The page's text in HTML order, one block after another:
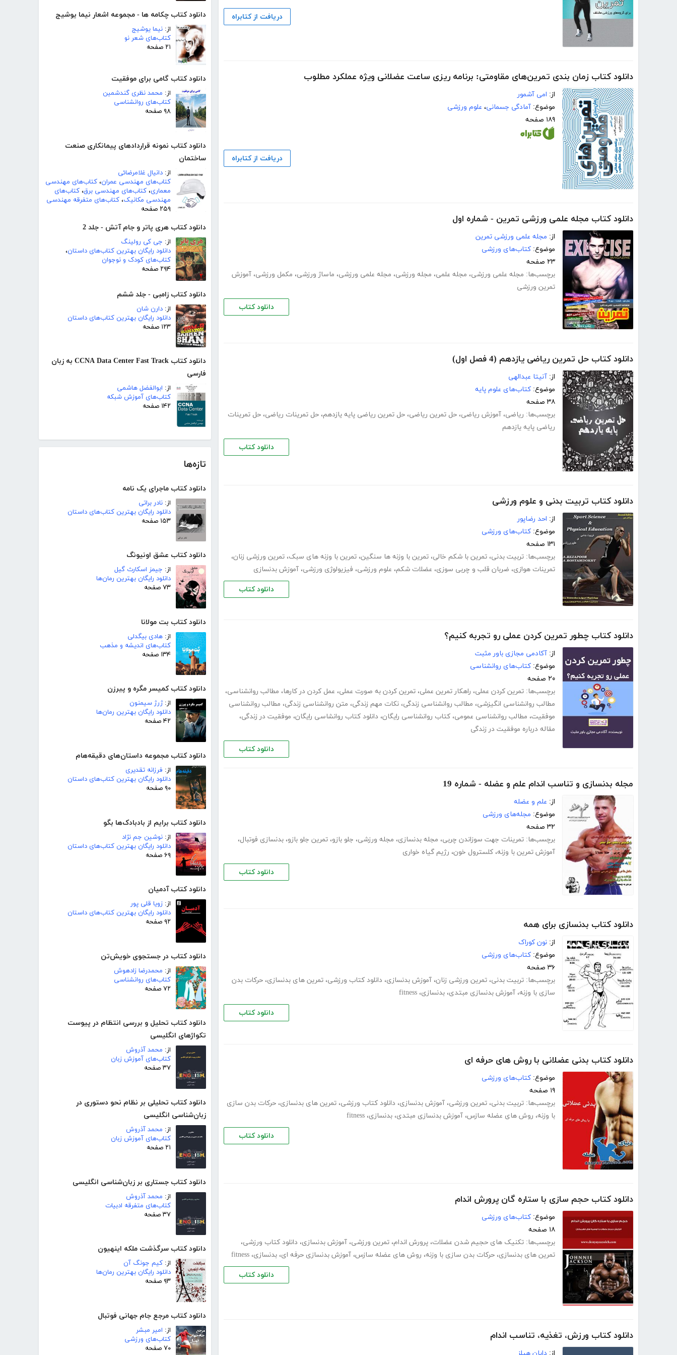
دانلود کتاب چکامه ها - مجموعه اشعار نیما یوشیج
از: نیما یوشیج
کتاب‌های شعر نو
۲۱ صفحه
دانلود کتاب گامی برای موفقیت
از: محمد نظری گندشمین
کتاب‌های روانشناسی
۹۸ صفحه
دانلود کتاب نمونه قراردادهای پیمانکاری صنعت
ساختمان
از: دانیال غلامرضائی
کتاب‌های مهندسی عمران، کتاب‌های مهندسی
معماری، کتاب‌های مهندسی برق، کتاب‌های
مهندسی مکانیک، کتاب‌های متفرقه مهندسی
۲۵۹ صفحه
دانلود کتاب هری پاتر و جام آتش - جلد 2
از: جی کی رولینگ
دانلود رایگان بهترین کتاب‌های داستان،
کتاب‌های کودک و نوجوان
۲۹۴ صفحه
دانلود کتاب زامبی - جلد ششم
از: دارن شان
دانلود رایگان بهترین کتاب‌های داستان
۱۲۳ صفحه
دانلود کتاب CCNA Data Center Fast Track به زبان
فارسی
از: ابوالفضل هاشمی
کتاب‌های آموزش شبکه
۱۴۲ صفحه
تازه‌ها
دانلود کتاب ماجرای یک نامه
از: نادر براتی
دانلود رایگان بهترین کتاب‌های داستان
۱۵۳ صفحه
دانلود کتاب عشق اونیونگ
از: جیمز اسکارث گیل
دانلود رایگان بهترین رمان‌ها
۷۳ صفحه
دانلود کتاب بت مولانا
از: هادی بیگدلی
کتاب‌های اندیشه و مذهب
۱۳۴ صفحه
دانلود کتاب کمیسر مگره و پیرزن
از:ژرژ سیمنون
دانلود رایگان بهترین رمان‌ها
۴۲ صفحه
دانلود کتاب مجموعه داستان‌های دقیقه‌هام
از: فرزانه تقدیری
دانلود رایگان بهترین کتاب‌های داستان
۹۰ صفحه
دانلود کتاب برایم از بادبادک‌ها بگو
از: نوشین جم نژاد
دانلود رایگان بهترین کتاب‌های داستان
۶۹ صفحه
دانلود کتاب آدمیان
از: زویا قلی پور
دانلود رایگان بهترین کتاب‌های داستان
۹۲ صفحه
دانلود کتاب در جستجوی خویش‌تن
از: محمدرضا زادهوش
کتاب‌های روانشناسی
۷۲ صفحه
دانلود کتاب تحلیل و بررسی انتظام در پیوست
تکواژهای انگلیسی
از: محمد آذروش
کتاب‌های آموزش زبان
۳۷ صفحه
دانلود کتاب تحلیلی بر نظام نحو دستوری در
زبان‌شناسی انگلیسی
از: محمد آذروش
کتاب‌های آموزش زبان
۲۱ صفحه
دانلود کتاب جستاری بر زبان‌شناسی انگلیسی
از: محمد آذروش
کتاب‌های متفرقه ادبیات
۳۷ صفحه
دانلود کتاب سرگذشت ملکه اینهیون
از: کیم جونگ آن
دانلود رایگان بهترین رمان‌ها
۹۳ صفحه
دانلود کتاب مرجع جام جهانی فوتبال
از: امیر مبشر
کتاب‌های ورزشی
۷۰ صفحه
دریافت از کتابراه
دانلود کتاب زمان بندی تمرین‌های مقاومتی: برنامه ریزی ساعت عضلانی ویژه عملکرد مطلوب
از: امی آشمور
موضوع: آمادگی جسمانی، علوم ورزشی
۱۸۹ صفحه
دریافت از کتابراه
دانلود کتاب مجله علمی ورزشی تمرین - شماره اول
از: مجله علمی ورزشی تمرین
موضوع: کتاب‌های ورزشی
۲۳ صفحه
برچسب‌ها: مجله علمی ورزشی، مجله علمی، مجله ورزشی، مجله علمی ورزشی، ماساژ ورزشی، مکمل ورزشی، آموزش
تمرین ورزشی
دانلود کتاب
دانلود کتاب حل تمرین ریاضی یازدهم (4 فصل اول)
از: آنیتا عبدالهی
موضوع: کتاب‌های علوم پایه
۳۸ صفحه
برچسب‌ها: ریاضی، آموزش ریاضی، حل تمرین ریاضی، حل تمرین ریاضی پایه یازدهم، حل تمرینات ریاضی، حل تمرینات
ریاضی پایه یازدهم
دانلود کتاب
دانلود کتاب تربیت بدنی و علوم ورزشی
از: احد رضاپور
موضوع: کتاب‌های ورزشی
۱۳۱ صفحه
برچسب‌ها: تربیت بدنی، تمرین با شکم خالی، تمرین با وزنه ها سنگین، تمرین با وزنه های سبک، تمرین ورزشی زنان،
تمرینات هوازی، ضربان قلب و چربی سوزی، عضلات شکم، علوم ورزشی، فیزیولوژی ورزشی، آموزش بدنسازی
دانلود کتاب
دانلود کتاب چطور تمرین کردن عملی رو تجربه کنیم؟
از: آکادمی مجازی باور مثبت
موضوع: کتاب‌های روانشناسی
۲۰ صفحه
برچسب‌ها: تمرین کردن عملی، راهکار تمرین عملی، تمرین کردن به صورت عملی، عمل کردن در کارها، مطالب روانشناسی،
مطالب روانشناسی انگیزشی، مطالب روانشناسی زندگی، نکات مهم زندگی، متن روانشناسی زندگی، مطالب روانشناسی
موفقیت، مطالب روانشناسی عمومی، کتاب روانشناسی رایگان، دانلود کتاب روانشاسی رایگان، موفقیت در زندگی،
مقاله درباره موفقیت در زندگی
دانلود کتاب
مجله بدنسازی و تناسب اندام علم و عضله - شماره 19
از: علم و عضله
موضوع: مجله‌های ورزشی
۳۲ صفحه
برچسب‌ها: تمرینات جهت سوزاندن چربی، مجله بدنسازی، مجله ورزشی، جلو بازو، تمرین جلو بازو، بدنسازی فوتبال،
آموزش تمرین با وزنه، کلسترول خون، رژیم گیاه خواری
دانلود کتاب
دانلود کتاب بدنسازی برای همه
از: نون کوراک
موضوع: کتاب‌های ورزشی
۳۶ صفحه
برچسب‌ها: تربیت بدنی، تمرین ورزشی زنان، آموزش بدنسازی، دانلود کتاب ورزشی، تمرین های بدنسازی، حرکات بدن
سازی با وزنه، آموزش بدنسازی مبتدی، بدنسازی، fitness
دانلود کتاب
دانلود کتاب بدنی عضلانی با روش های حرفه ای
موضوع: کتاب‌های ورزشی
۱۹ صفحه
برچسب‌ها: تربیت بدنی، تمرین ورزشی، آموزش بدنسازی، دانلود کتاب ورزشی، تمرین های بدنسازی، حرکات بدن سازی
با وزنه، روش های عضله سازس، آموزش بدنسازی مبتدی، بدنسازی، fitness
دانلود کتاب
دانلود کتاب حجم سازی با ستاره گان پرورش اندام
موضوع: کتاب‌های ورزشی
۱۸ صفحه
برچسب‌ها: تکنیک های حجیم شدن عضلات، پرورش اندام، تمرین ورزشی، آموزش بدنسازی، دانلود کتاب ورزشی،
تمرین های بدنسازی، حرکات بدن سازی با وزنه، روش های عضله سازس، آموزش بدنسازی حرفه ای، بدنسازی، fitness
دانلود کتاب
دانلود کتاب ورزش، تغذیه، تناسب اندام
از: دایان هیلز